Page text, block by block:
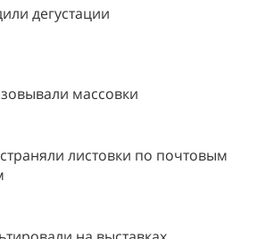
дегустации
массовки
листовки по почтовым